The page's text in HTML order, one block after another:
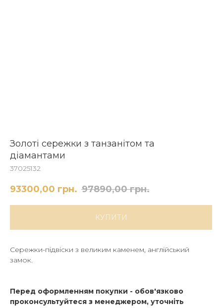
Золоті сережки з танзанітом та
діамантами
37025132
93300,00 грн. 97890,00 грн.
КУПИТИ
Сережки-підвіски з великим каменем, англійський
замок.
Перед оформленням покупки - обов'язково
проконсультуйтеся з менеджером, уточніть